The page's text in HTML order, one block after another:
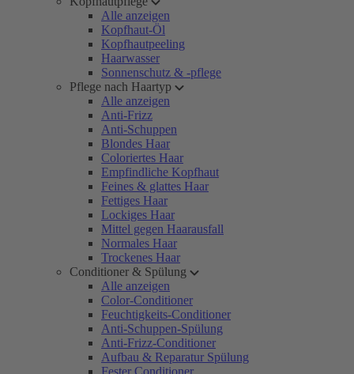
Alle anzeigen
Kopfhaut-Öl
Kopfhautpeeling
Haarwasser
Sonnenschutz & -pflege
Pflege nach Haartyp
Alle anzeigen
Anti-Frizz
Anti-Schuppen
Blondes Haar
Coloriertes Haar
Empfindliche Kopfhaut
Feines & glattes Haar
Fettiges Haar
Lockiges Haar
Mittel gegen Haarausfall
Normales Haar
Trockenes Haar
Conditioner & Spülung
Alle anzeigen
Color-Conditioner
Feuchtigkeits-Conditioner
Anti-Schuppen-Spülung
Anti-Frizz-Conditioner
Aufbau & Reparatur Spülung
Fester Conditioner